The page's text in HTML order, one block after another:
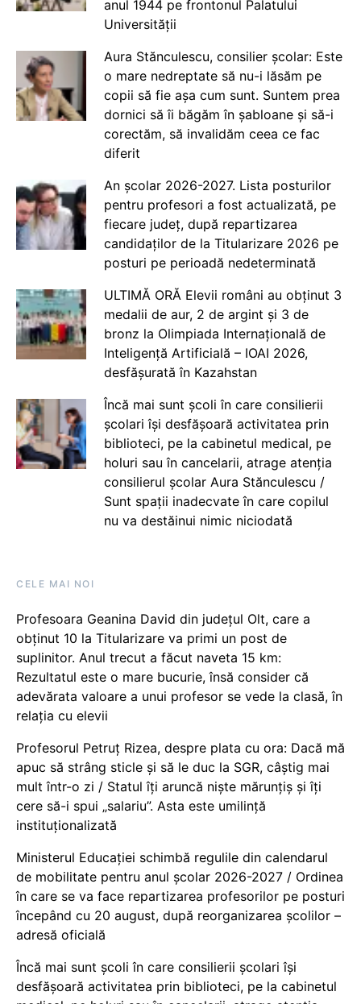
anul 1944 pe frontonul Palatului
Universității
Aura Stănculescu, consilier școlar: Este
o mare nedreptate să nu-i lăsăm pe
copii să fie așa cum sunt. Suntem prea
dornici să îi băgăm în șabloane și să-i
corectăm, să invalidăm ceea ce fac
diferit
An școlar 2026-2027. Lista posturilor
pentru profesori a fost actualizată, pe
fiecare județ, după repartizarea
candidaților de la Titularizare 2026 pe
posturi pe perioadă nedeterminată
ULTIMĂ ORĂ Elevii români au obținut 3
medalii de aur, 2 de argint și 3 de
bronz la Olimpiada Internațională de
Inteligență Artificială – IOAI 2026,
desfășurată în Kazahstan
Încă mai sunt școli în care consilierii
școlari își desfășoară activitatea prin
biblioteci, pe la cabinetul medical, pe
holuri sau în cancelarii, atrage atenția
consilierul școlar Aura Stănculescu /
Sunt spații inadecvate în care copilul
nu va destăinui nimic niciodată
CELE MAI NOI
Profesoara Geanina David din județul Olt, care a
obținut 10 la Titularizare va primi un post de
suplinitor. Anul trecut a făcut naveta 15 km:
Rezultatul este o mare bucurie, însă consider că
adevărata valoare a unui profesor se vede la clasă, în
relația cu elevii
Profesorul Petruț Rizea, despre plata cu ora: Dacă mă
apuc să strâng sticle și să le duc la SGR, câștig mai
mult într-o zi / Statul îți aruncă niște mărunțiș și îți
cere să-i spui „salariu”. Asta este umilință
instituționalizată
Ministerul Educației schimbă regulile din calendarul
de mobilitate pentru anul școlar 2026-2027 / Ordinea
în care se va face repartizarea profesorilor pe posturi
începând cu 20 august, după reorganizarea școlilor –
adresă oficială
Încă mai sunt școli în care consilierii școlari își
desfășoară activitatea prin biblioteci, pe la cabinetul